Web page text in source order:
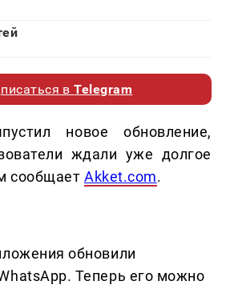
вTelegram
новое обновление,
ждали уже долгое
сообщает Akket.com.
обновили
Теперь его можно